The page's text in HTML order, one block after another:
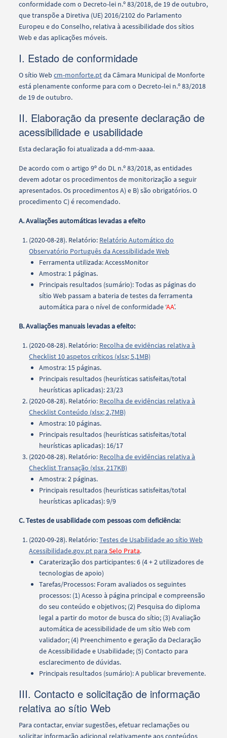
conformidade com o Decreto-lei n.º 83/2018, de 19 de outubro,
que transpõe a Diretiva (UE) 2016/2102 do Parlamento
Europeu e do Conselho, relativa à acessibilidade dos sítios
Web e das aplicações móveis.
I. Estado de conformidade
O sítio Web cm-monforte.ptda Câmara Municipal de Monforte
está plenamente conforme para com o Decreto-lei n.º 83/2018
de 19 de outubro.
II. Elaboração da presente declaração de
acessibilidade e usabilidade
Esta declaração foi atualizada a dd-mm-aaaa.
De acordo com o artigo 9º do DL n.º 83/2018, as entidades
devem adotar os procedimentos de monitorização a seguir
apresentados. Os procedimentos A) e B) são obrigatórios. O
procedimento C) é recomendado.
A. Avaliações automáticas levadas a efeito
(2020-08-28). Relatório: Relatório Automático do
Observatório Português da Acessibilidade Web
Ferramenta utilizada: AccessMonitor
Amostra: 1 páginas.
Principais resultados (sumário): Todas as páginas do
sítio Web passam a bateria de testes da ferramenta
automática para o nível de conformidade ‘AA’.
B. Avaliações manuais levadas a efeito:
(2020-08-28). Relatório: Recolha de evidências relativa à
Checklist 10 aspetos críticos (xlsx; 5,1MB)
Amostra: 15 páginas.
Principais resultados (heurísticas satisfeitas/total
heurísticas aplicadas): 23/23
(2020-08-28). Relatório: Recolha de evidências relativa à
Checklist Conteúdo (xlsx; 2,7MB)
Amostra: 10 páginas.
Principais resultados (heurísticas satisfeitas/total
heurísticas aplicadas): 16/17
(2020-08-28). Relatório: Recolha de evidências relativa à
Checklist Transação (xlsx, 217KB)
Amostra: 2 páginas.
Principais resultados (heurísticas satisfeitas/total
heurísticas aplicadas): 9/9
C. Testes de usabilidade com pessoas com deficiência:
(2020-09-28). Relatório:Testes de Usabilidade ao sítio Web
Acessibilidade.gov.pt paraSelo Prata.
Caraterização dos participantes: 6 (4 + 2 utilizadores de
tecnologias de apoio)
Tarefas/Processos: Foram avaliados os seguintes
processos: (1) Acesso à página principal e compreensão
do seu conteúdo e objetivos; (2) Pesquisa do diploma
legal a partir do motor de busca do sítio; (3) Avaliação
automática de acessibilidade de um sítio Web com
validador; (4) Preenchimento e geração da Declaração
de Acessibilidade e Usabilidade; (5) Contacto para
esclarecimento de dúvidas.
Principais resultados (sumário): A publicar brevemente.
III. Contacto e solicitação de informação
relativa ao sítio Web
Para contactar, enviar sugestões, efetuar reclamações ou
solicitar informação adicional relativamente aos conteúdos